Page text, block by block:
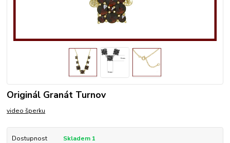
Originál Granát Turnov
video šperku
Dostupnost Skladem 1